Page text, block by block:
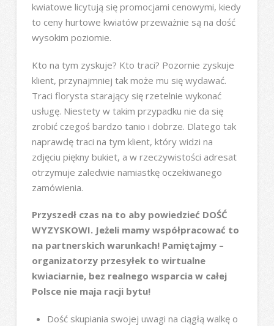
kwiatowe licytują się promocjami cenowymi, kiedy
to ceny hurtowe kwiatów przeważnie są na dość
wysokim poziomie.
Kto na tym zyskuje? Kto traci? Pozornie zyskuje
klient, przynajmniej tak może mu się wydawać.
Traci florysta starający się rzetelnie wykonać
usługę. Niestety w takim przypadku nie da się
zrobić czegoś bardzo tanio i dobrze. Dlatego tak
naprawdę traci na tym klient, który widzi na
zdjęciu piękny bukiet, a w rzeczywistości adresat
otrzymuje zaledwie namiastkę oczekiwanego
zamówienia.
Przyszedł czas na to aby powiedzieć DOŚĆ
WYZYSKOWI. Jeżeli mamy współpracować to
na partnerskich warunkach! Pamiętajmy –
organizatorzy przesyłek to wirtualne
kwiaciarnie, bez realnego wsparcia w całej
Polsce nie maja racji bytu!
Dość skupiania swojej uwagi na ciągłą walkę o